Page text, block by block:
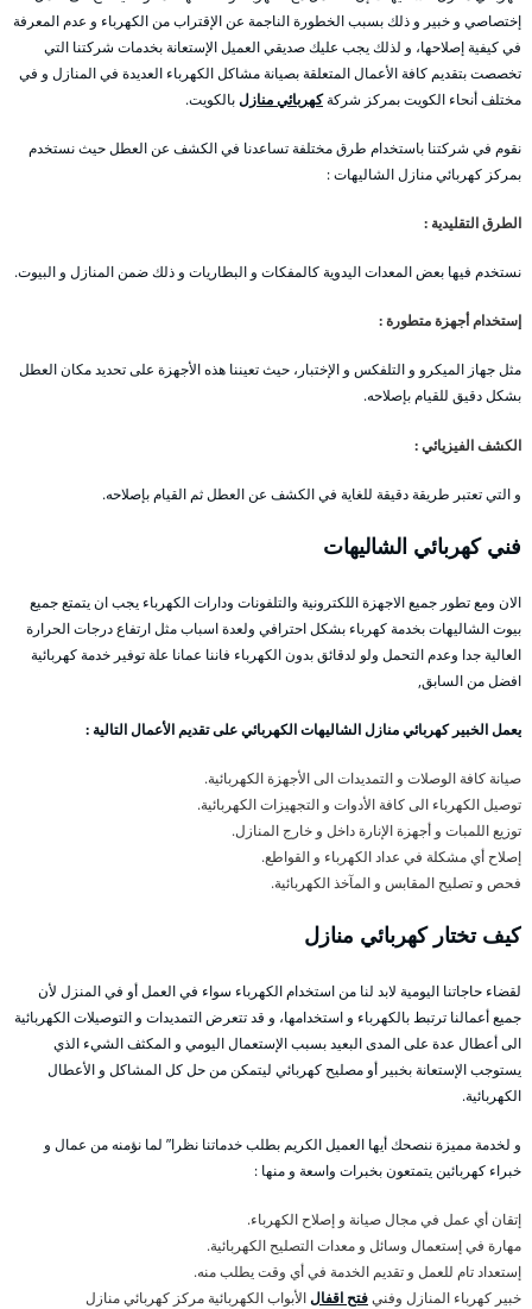
إختصاصي و خبير و ذلك بسبب الخطورة الناجمة عن الإقتراب من الكهرباء و عدم المعرفة
في كيفية إصلاحها، و لذلك يجب عليك صديقي العميل الإستعانة بخدمات شركتنا التي
تخصصت بتقديم كافة الأعمال المتعلقة بصيانة مشاكل الكهرباء العديدة في المنازل و في
مختلف أنحاء الكويت بمركز شركةكهربائي منازلبالكويت.
نقوم في شركتنا باستخدام طرق مختلفة تساعدنا في الكشف عن العطل حيث نستخدم
بمركز كهربائي منازل الشاليهات :
الطرق التقليدية :
نستخدم فيها بعض المعدات اليدوية كالمفكات و البطاريات و ذلك ضمن المنازل و البيوت.
إستخدام أجهزة متطورة :
مثل جهاز الميكرو و التلفكس و الإختبار، حيث تعيننا هذه الأجهزة على تحديد مكان العطل
بشكل دقيق للقيام بإصلاحه.
الكشف الفيزيائي :
و التي تعتبر طريقة دقيقة للغاية في الكشف عن العطل ثم القيام بإصلاحه.
فني كهربائي الشاليهات
الان ومع تطور جميع الاجهزة اللكترونية والتلفونات ودارات الكهرباء يجب ان يتمتع جميع
بيوت الشاليهات بخدمة كهرباء بشكل احترافي ولعدة اسباب مثل ارتفاع درجات الحرارة
العالية جدا وعدم التحمل ولو لدقائق بدون الكهرباء فاننا عمانا علة توفير خدمة كهربائية
افضل من السابق,
يعمل الخبير كهربائي منازل الشاليهات الكهربائي على تقديم الأعمال التالية :
صيانة كافة الوصلات و التمديدات الى الأجهزة الكهربائية.
توصيل الكهرباء الى كافة الأدوات و التجهيزات الكهربائية.
توزيع اللمبات و أجهزة الإنارة داخل و خارج المنازل.
إصلاح أي مشكلة في عداد الكهرباء و القواطع.
فحص و تصليح المقابس و المآخذ الكهربائية.
كيف تختار كهربائي منازل
لقضاء حاجاتنا اليومية لابد لنا من استخدام الكهرباء سواء في العمل أو في المنزل لأن
جميع أعمالنا ترتبط بالكهرباء و استخدامها، و قد تتعرض التمديدات و التوصيلات الكهربائية
الى أعطال عدة على المدى البعيد بسبب الإستعمال اليومي و المكثف الشيء الذي
يستوجب الإستعانة بخبير أو مصليح كهربائي ليتمكن من حل كل المشاكل و الأعطال
الكهربائية.
و لخدمة مميزة ننصحك أيها العميل الكريم بطلب خدماتنا نظرا” لما نؤمنه من عمال و
خبراء كهربائين يتمتعون بخبرات واسعة و منها :
إتقان أي عمل في مجال صيانة و إصلاح الكهرباء.
مهارة في إستعمال وسائل و معدات التصليح الكهربائية.
إستعداد تام للعمل و تقديم الخدمة في أي وقت يطلب منه.
خبير كهرباء المنازل وفنيفتح اقفالالأبواب الكهربائية مركز كهربائي منازل